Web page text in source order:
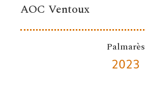
AOC Ventoux
Palmarès
2023